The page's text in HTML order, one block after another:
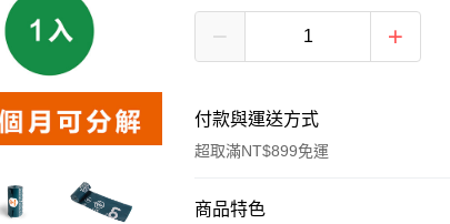
付款與運送方式
超取滿NT$899免運
付款方式
商品特色